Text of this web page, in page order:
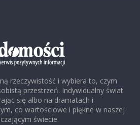
rzeczywistość i wybiera to, czym
przestrzeń. Indywidualny świat
się albo na dramatach i
co wartościowe i piękne w naszej
świecie.